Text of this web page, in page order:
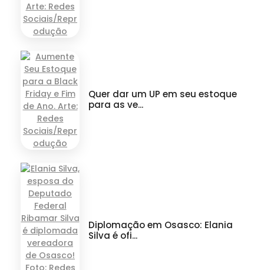
Quer dar um UP em seu estoque
para as ve...
Diplomação em Osasco: Elania
Silva é ofi...